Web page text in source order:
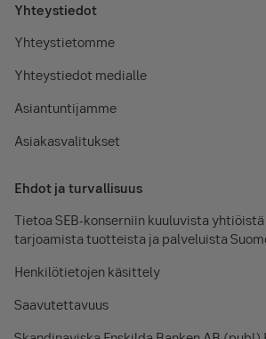
Yhteystiedot
Yhteystietomme
Yhteystiedot medialle
Asiantuntijamme
Asiakasvalitukset
Ehdot ja turvallisuus
Tietoa SEB-konserniin kuuluvista
tarjoamista tuotteista ja palveluista
Henkilötietojen käsittely
Saavutettavuus